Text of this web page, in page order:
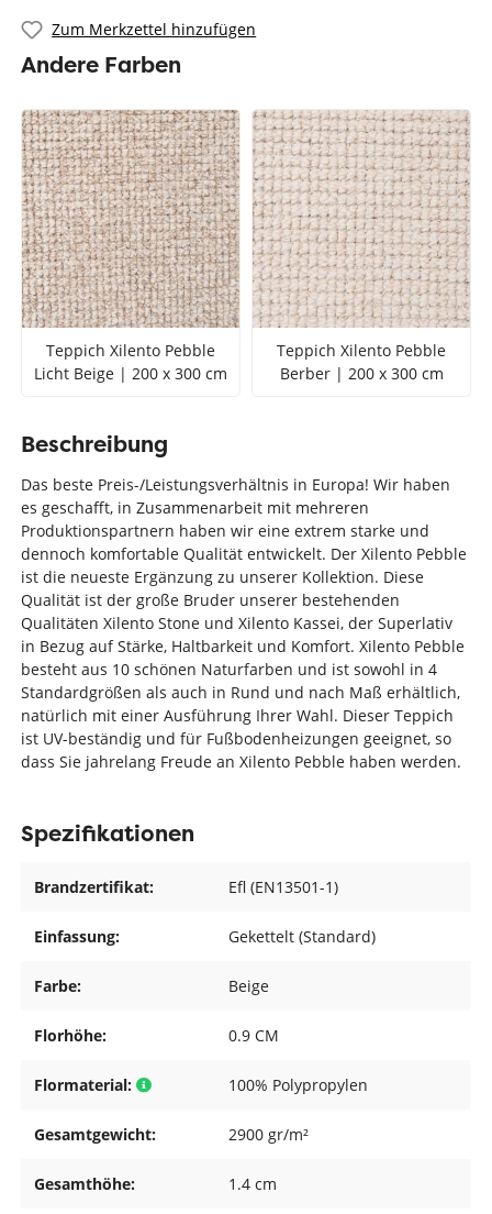
Zum Merkzettel hinzufügen
Andere Farben
Teppich Xilento Pebble
Licht Beige | 200 x 300 cm
Teppich Xilento Pebble
Berber | 200 x 300 cm
Beschreibung
Das beste Preis-/Leistungsverhältnis in Europa! Wir haben
es geschafft, in Zusammenarbeit mit mehreren
Produktionspartnern haben wir eine extrem starke und
dennoch komfortable Qualität entwickelt. Der Xilento Pebble
ist die neueste Ergänzung zu unserer Kollektion. Diese
Qualität ist der große Bruder unserer bestehenden
Qualitäten Xilento Stone und Xilento Kassei, der Superlativ
in Bezug auf Stärke, Haltbarkeit und Komfort. Xilento Pebble
besteht aus 10 schönen Naturfarben und ist sowohl in 4
Standardgrößen als auch in Rund und nach Maß erhältlich,
natürlich mit einer Ausführung Ihrer Wahl. Dieser Teppich
ist UV-beständig und für Fußbodenheizungen geeignet, so
dass Sie jahrelang Freude an Xilento Pebble haben werden.
Spezifikationen
Brandzertifikat: Efl (EN13501-1)
Einfassung: Gekettelt (Standard)
Farbe: Beige
Florhöhe: 0.9 CM
Flormaterial: 100% Polypropylen
Gesamtgewicht: 2900 gr/m²
Gesamthöhe: 1.4 cm